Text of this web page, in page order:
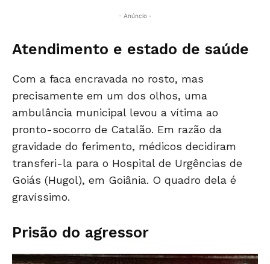
- Anúncio -
Atendimento e estado de saúde
Com a faca encravada no rosto, mas
precisamente em um dos olhos, uma
ambulância municipal levou a vítima ao
pronto-socorro de Catalão. Em razão da
gravidade do ferimento, médicos decidiram
transferi-la para o Hospital de Urgências de
Goiás (Hugol), em Goiânia. O quadro dela é
gravíssimo.
Prisão do agressor